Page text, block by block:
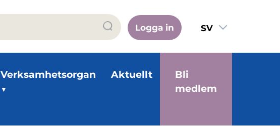
Logga in
SV
Verksamhetsorgan Aktuellt
Bli
medlem